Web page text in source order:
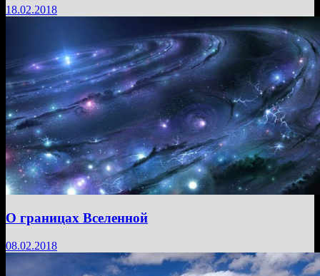
18.02.2018
О границах Вселенной
08.02.2018